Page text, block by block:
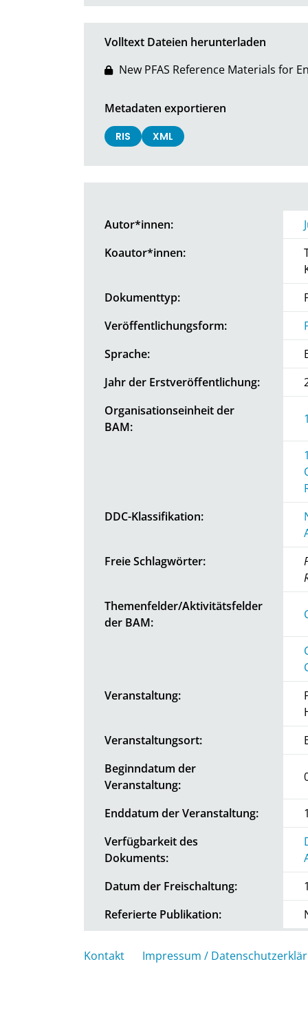
Volltext Dateien herunterladen
New PFAS Reference Materials for
Metadaten exportieren
RIS XML
Autor*innen:
Koautor*innen:
Dokumenttyp:
Veröffentlichungsform:
Sprache:
Jahr der Erstveröffentlichung:
Organisationseinheit der
BAM:
DDC-Klassifikation:
Freie Schlagwörter:
Themenfelder/Aktivitätsfelder
der BAM:
Veranstaltung:
Veranstaltungsort:
Beginndatum der
Veranstaltung:
Enddatum der Veranstaltung:
Verfügbarkeit des
Dokuments:
Datum der Freischaltung:
Referierte Publikation:
Kontakt Impressum /